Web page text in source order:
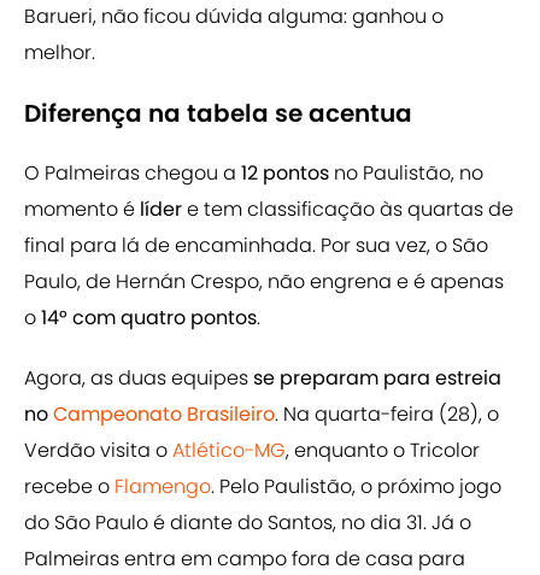
Barueri, não ficou dúvida alguma: ganhou o
melhor.
Diferença na tabela se acentua
O Palmeiras chegou a 12 pontos no Paulistão, no
momento é lídere tem classificação às quartas de
final para lá de encaminhada. Por sua vez, o São
Paulo, de Hernán Crespo, não engrena e é apenas
o14° com quatro pontos.
Agora, as duas equipesse preparam para estreia
noCampeonato Brasileiro. Na quarta-feira (28), o
Verdão visita oAtlético-MG, enquanto o Tricolor
recebe o Flamengo. Pelo Paulistão, o próximo jogo
do São Paulo é diante do Santos, no dia 31. Já o
Palmeiras entra em campo fora de casa para